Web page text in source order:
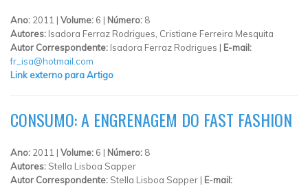
Ano: 2011 | Volume: 6 | Número: 8
Autores: Isadora Ferraz Rodrigues, Cristiane Ferreira Mesquita
Autor Correspondente: Isadora Ferraz Rodrigues | E-mail:
fr_isa@hotmail.com
Link externo para Artigo
CONSUMO: A ENGRENAGEM DO FAST FASHION
Ano: 2011 | Volume: 6 | Número: 8
Autores: Stella Lisboa Sapper
Autor Correspondente: Stella Lisboa Sapper | E-mail: